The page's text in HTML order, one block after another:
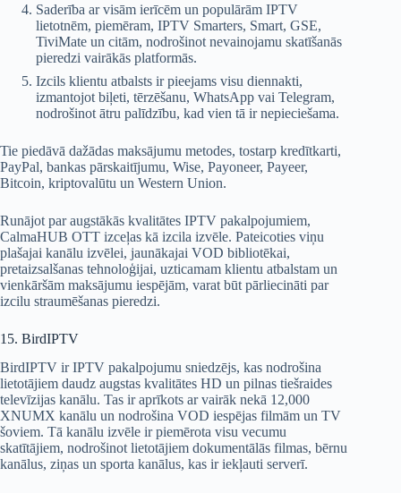
Saderība ar visām ierīcēm un populārām IPTV
lietotnēm, piemēram, IPTV Smarters, Smart, GSE,
TiviMate un citām, nodrošinot nevainojamu skatīšanās
pieredzi vairākās platformās.
Izcils klientu atbalsts ir pieejams visu diennakti,
izmantojot biļeti, tērzēšanu, WhatsApp vai Telegram,
nodrošinot ātru palīdzību, kad vien tā ir nepieciešama.
Tie piedāvā dažādas maksājumu metodes, tostarp kredītkarti,
PayPal, bankas pārskaitījumu, Wise, Payoneer, Payeer,
Bitcoin, kriptovalūtu un Western Union.
Runājot par augstākās kvalitātes IPTV pakalpojumiem,
CalmaHUB OTT izceļas kā izcila izvēle. Pateicoties viņu
plašajai kanālu izvēlei, jaunākajai VOD bibliotēkai,
pretaizsalšanas tehnoloģijai, uzticamam klientu atbalstam un
vienkāršām maksājumu iespējām, varat būt pārliecināti par
izcilu straumēšanas pieredzi.
15. BirdIPTV
BirdIPTV ir IPTV pakalpojumu sniedzējs, kas nodrošina
lietotājiem daudz augstas kvalitātes HD un pilnas tiešraides
televīzijas kanālu. Tas ir aprīkots ar vairāk nekā 12,000
XNUMX kanālu un nodrošina VOD iespējas filmām un TV
šoviem. Tā kanālu izvēle ir piemērota visu vecumu
skatītājiem, nodrošinot lietotājiem dokumentālās filmas, bērnu
kanālus, ziņas un sporta kanālus, kas ir iekļauti serverī.